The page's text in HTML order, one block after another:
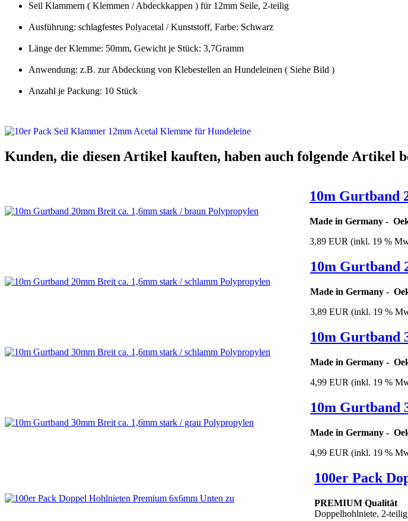
Seil Klammern ( Klemmen / Abdeckkappen ) für 12mm Seile, 2-teilig
Ausführung: schlagfestes Polyacetal / Kunststoff, Farbe: Schwarz
Länge der Klemme: 50mm, Gewicht je Stück: 3,7Gramm
Anwendung: z.B. zur Abdeckung von Klebestellen an Hundeleinen ( Siehe Bild )
Anzahl je Packung: 10 Stück
Kunden, die diesen Artikel kauften, haben auch folgende Artikel
10m Gurtband
Made in Germany -
3,89 EUR (inkl. 19 %
10m Gurtband
Made in Germany -
3,89 EUR (inkl. 19 %
10m Gurtband
Made in Germany -
4,99 EUR (inkl. 19 %
10m Gurtband
Made in Germany -
4,99 EUR (inkl. 19 %
100er Pack
PREMIUM Qualität
Doppelhohlniete, 2-